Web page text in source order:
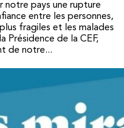
notre pays une rupture
entre les personnes,
fragiles et les malades
Présidence de la CEF,
de notre...